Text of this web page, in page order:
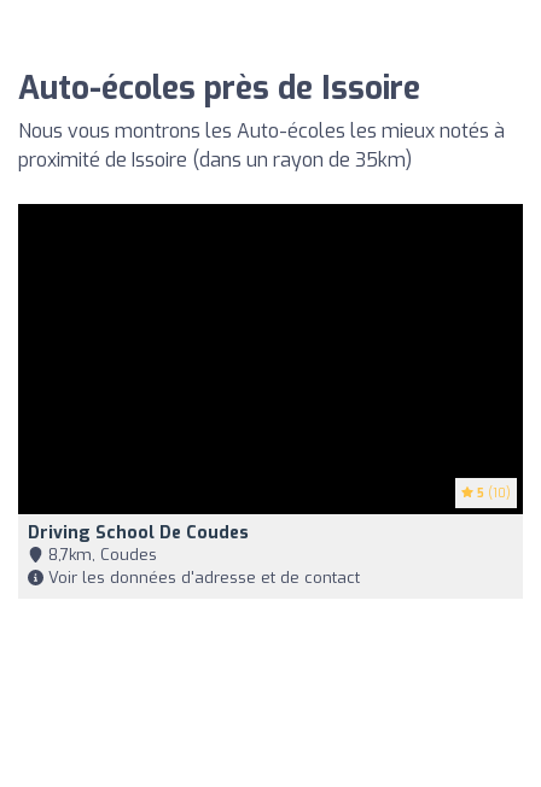
Auto-écoles près de Issoire
Nous vous montrons les Auto-écoles les mieux notés à
proximité de Issoire (dans un rayon de 35km)
5 (10)
Driving School De Coudes
8,7km, Coudes
Voir les données d'adresse et de contact